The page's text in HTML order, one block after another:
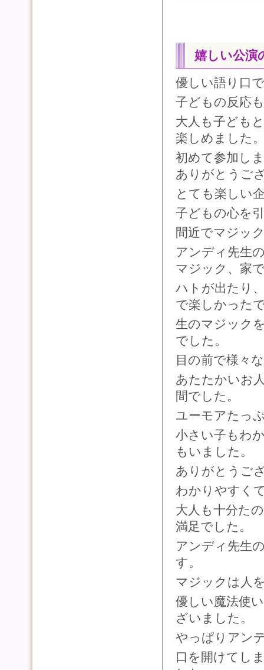
嬉しい公演
優しい語り口
子どもの反応
大人も子ども
楽しめました
初めて参加し
ありがとうご
とても楽しい
子どもの心を
間近でマジッ
アンディ先生
マジック、家
ハトが出たり
で楽しかった
生のマジック
でした。
目の前で様々
あたたかいお
間でした。
ユーモアたっ
小さい子もわ
もいました。
ありがとうご
わかりやすく
大人も十分た
満足でした。
アンディ先生
す。
マジックは人
優しい魔法使
ざいました。
やっぱりアン
口を開けてし